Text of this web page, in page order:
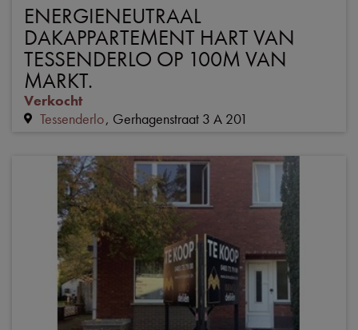
ENERGIENEUTRAAL
DAKAPPARTEMENT HART VAN
TESSENDERLO OP 100M VAN
MARKT.
Verkocht
Tessenderlo Gerhagenstraat 3 A 201